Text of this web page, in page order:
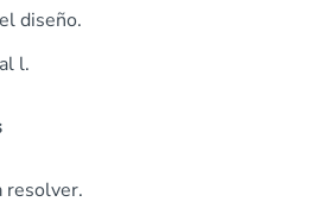
diseño.
l.
resolver.